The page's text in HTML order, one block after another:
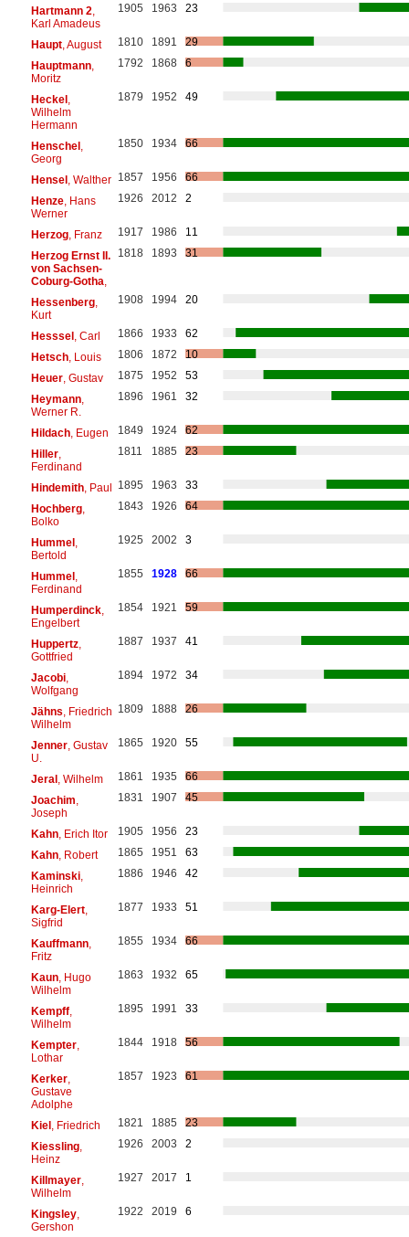
Hartmann 2
Karl Amadeus
1905 1963 23
Haupt, August 1810 1891
29
Hauptmann,
Moritz
1792 1868 6
Heckel,
Wilhelm
Hermann
1879 1952 49
Henschel,
Georg
1850 1934 66
Hensel, Walther 1857 1956
66
Henze, Hans
Werner
1926 2012 2
Herzog, Franz 1917 1986
11
Herzog Ernst II.
von Sachsen-
Coburg-Gotha
1818 1893 31
Hessenberg,
Kurt
1908 1994 20
Hesssel, Carl 1866 1933
62
Hetsch, Louis 1806 1872
10
Heuer, Gustav 1875 1952
53
Heymann,
Werner R.
1896 1961 32
Hildach, Eugen 1849 1924
62
Hiller,
Ferdinand
1811 1885 23
Hindemith, Paul 1895 1963
33
Hochberg,
Bolko
1843 1926 64
Hummel,
Bertold
1925 2002 3
Hummel,
Ferdinand
1855 1928 66
Humperdinck,
Engelbert
1854 1921 59
Huppertz,
Gottfried
1887 1937 41
Jacobi,
Wolfgang
1894 1972 34
Jähns , Friedrich
Wilhelm
1809 1888 26
Jenner, Gustav
U.
1865 1920 55
Jeral, Wilhelm 1861 1935
66
Joachim
Joseph
1831 1907 45
Kahn, Erich Itor 1905 1956
23
Kahn, Robert 1865 1951
63
Kaminski,
Heinrich
1886 1946 42
Karg-Elert,
Sigfrid
1877 1933 51
Kauffmann,
Fritz
1855 1934 66
Kaun, Hugo
Wilhelm
1863 1932 65
Kempff,
Wilhelm
1895 1991 33
Kempter,
Lothar
1844 1918 56
Kerker,
Gustave
Adolphe
1857 1923 61
Kiel, Friedrich 1821 1885
23
Kiessling,
Heinz
1926 2003 2
Killmayer,
Wilhelm
1927 2017 1
Kingsley,
Gershon
1922 2019 6